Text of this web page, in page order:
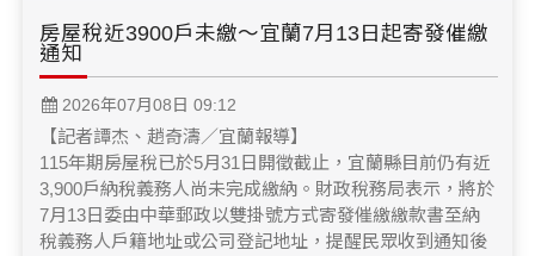
房屋稅近3900戶未繳～宜蘭7月13日起寄發催繳
通知
2026年07月08日 09:12
【記者譚杰、趙奇濤／宜蘭報導】
115年期房屋稅已於5月31日開徵截止，宜蘭縣目前仍有近
3,900戶納稅義務人尚未完成繳納。財政稅務局表示，將於
7月13日委由中華郵政以雙掛號方式寄發催繳繳款書至納
稅義務人戶籍地址或公司登記地址，提醒民眾收到通知後